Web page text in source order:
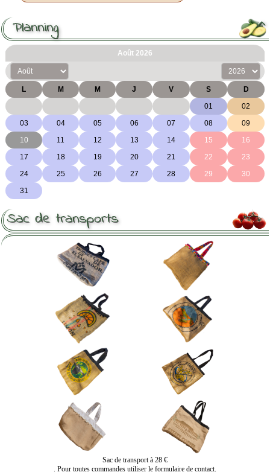

Planning
Sac de transports
Sac de transport à 28 €
. Pour toutes commandes utiliser le formulaire de contact.